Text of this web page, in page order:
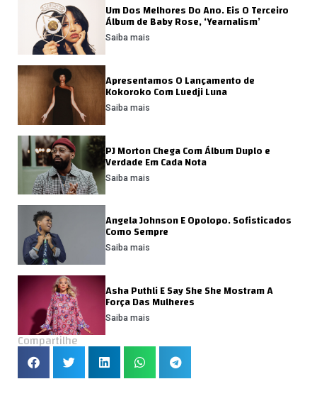
Um Dos Melhores Do Ano. Eis O Terceiro
Álbum de Baby Rose, ‘Yearnalism’
Saiba mais
Apresentamos O Lançamento de
Kokoroko Com Luedji Luna
Saiba mais
PJ Morton Chega Com Álbum Duplo e
Verdade Em Cada Nota
Saiba mais
Angela Johnson E Opolopo. Sofisticados
Como Sempre
Saiba mais
Asha Puthli E Say She She Mostram A
Força Das Mulheres
Saiba mais
Compartilhe